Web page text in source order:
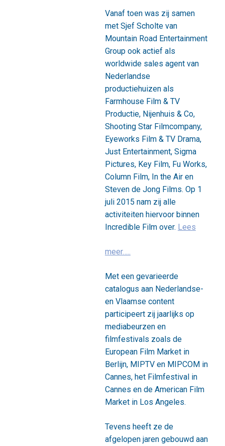
Vanaf toen was zij samen
met Sjef Scholte van
Mountain Road Entertainment
Group ook actief als
worldwide sales agent van
Nederlandse
productiehuizen als
Farmhouse Film & TV
Productie, Nijenhuis & Co,
Shooting Star Filmcompany,
Eyeworks Film & TV Drama,
Just Entertainment, Sigma
Pictures, Key Film, Fu Works,
Column Film, In the Air en
Steven de Jong Films. Op 1
juli 2015 nam zij alle
activiteiten hiervoor binnen
Incredible Film over. Lees
meer…..
Met een gevarieerde
catalogus aan Nederlandse-
en Vlaamse content
participeert zij jaarlijks op
mediabeurzen en
filmfestivals zoals de
European Film Market in
Berlijn, MIPTV en MIPCOM in
Cannes, het Filmfestival in
Cannes en de American Film
Market in Los Angeles.
Tevens heeft ze de
afgelopen jaren gebouwd aan